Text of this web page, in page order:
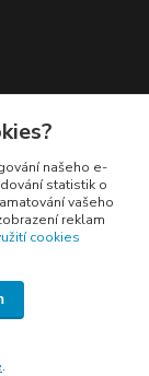
našeho e-
statistik o
vašeho
reklam
cookies
.